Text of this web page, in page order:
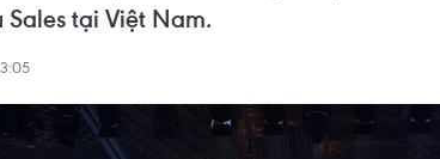
Sales tại Việt Nam.